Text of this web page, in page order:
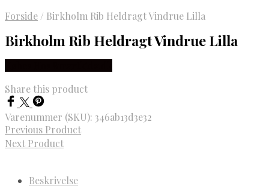
Forside / Birkholm Rib Heldragt Vindrue Lilla
Birkholm Rib Heldragt Vindrue Lilla
Share this product
Varenummer (SKU): 346ab13d3e32
Previous Product
Next Product
Beskrivelse